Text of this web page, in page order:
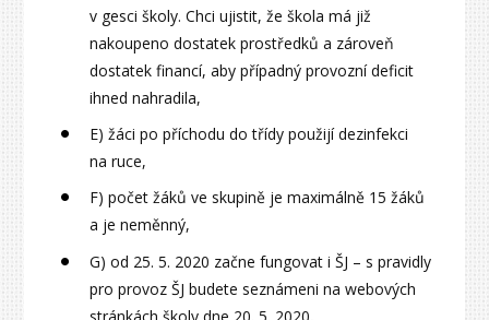
v gesci školy. Chci ujistit, že škola má již
nakoupeno dostatek prostředků a zároveň
dostatek financí, aby případný provozní deficit
ihned nahradila,
E) žáci po příchodu do třídy použijí dezinfekci
na ruce,
F) počet žáků ve skupině je maximálně 15 žáků
a je neměnný,
G) od 25. 5. 2020 začne fungovat i ŠJ – s pravidly
pro provoz ŠJ budete seznámeni na webových